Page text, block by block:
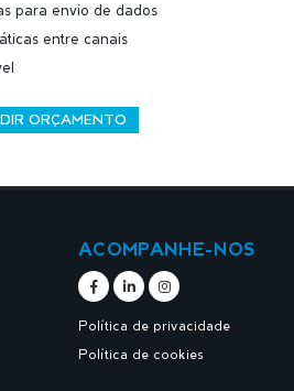
para envio de dados
entre canais
ORÇAMENTO
ACOMPANHE-NOS
Política de privacidade
Política de cookies